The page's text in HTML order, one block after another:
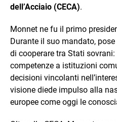
dell’Acciaio (CECA).
Monnet ne fu il primo
Durante il suo mandato,
di cooperare tra Stati
competenze a istituzioni
decisioni vincolanti
visione diede impulso alla
europee come oggi le